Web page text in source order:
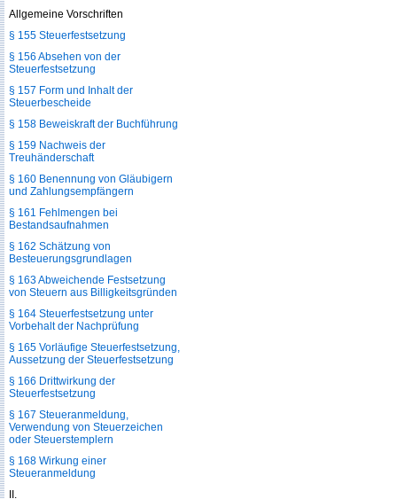
Allgemeine Vorschriften
§ 155 Steuerfestsetzung
§ 156 Absehen von der
Steuerfestsetzung
§ 157 Form und Inhalt der
Steuerbescheide
§ 158 Beweiskraft der Buchführung
§ 159 Nachweis der
Treuhänderschaft
§ 160 Benennung von Gläubigern
und Zahlungsempfängern
§ 161 Fehlmengen bei
Bestandsaufnahmen
§ 162 Schätzung von
Besteuerungsgrundlagen
§ 163 Abweichende Festsetzung
von Steuern aus Billigkeitsgründen
§ 164 Steuerfestsetzung unter
Vorbehalt der Nachprüfung
§ 165 Vorläufige Steuerfestsetzung,
Aussetzung der Steuerfestsetzung
§ 166 Drittwirkung der
Steuerfestsetzung
§ 167 Steueranmeldung,
Verwendung von Steuerzeichen
oder Steuerstemplern
§ 168 Wirkung einer
Steueranmeldung
II.